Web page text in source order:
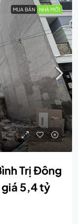
MUA BÁN NHÀ MỚI
Trị Đông
giá 5,4 tỷ